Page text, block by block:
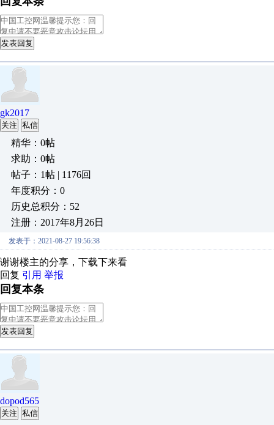
发表回复
gk2017
关注 私信
精华：0帖
求助：0帖
帖子：1帖 | 1176回
年度积分：0
历史总积分：52
注册：2017年8月26日
发表于：2021-08-27 19:56:38
谢谢楼主的分享，下载下来看
回复 引用 举报
回复本条
发表回复
dopod565
关注 私信